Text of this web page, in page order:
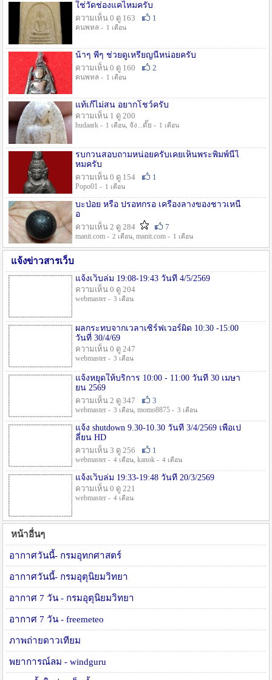
ใช่วัดช่องแคไหมครับ
ความเห็น 0 ดู 163
1
คนพหล - 1 เดือน
น้าๆ พี่ๆ ช่วยดูเหรียญนี้หน่อยครับ
ความเห็น 0 ดู 160
2
คนพหล - 1 เดือน
แท้เก๊ไม่สน อยากโชว์ครับ
ความเห็น 1 ดู 200
hudaark - 1 เดือน, จัง...ดั๊ย - 1 เดือน
รบกวนสอบถามหน่อยครับเคยเห็นพระพิมพ์นี้ไ
หมครับ
ความเห็น 0 ดู 154
1
Popo01 - 1 เดือน
บะป่อย หรือ ปรอทกรอ เครื่องลางของชาวเหนื
อ
ความเห็น 2 ดู 284
7
manit.com - 2 เดือน, manit.com - 1 เดือน
แจ้งข่าวสารเว็บ
แจ้งเว็บล่ม 19:08-19:43 วันที่ 4/5/2569
ความเห็น 0 ดู 204
webmaster - 3 เดือน
ผลกระทบจากเวลาเซิร์ฟเวอร์ผิด 10:30 -15:00
วันที่ 30/4/69
ความเห็น 0 ดู 247
webmaster - 3 เดือน
แจ้งหยุดให้บริการ 10:00 - 11:00 วันที่ 30 เมษา
ยน 2569
ความเห็น 2 ดู 347
3
webmaster - 3 เดือน, momo8875 - 3 เดือน
แจ้ง shutdown 9.30-10.30 วันที่ 3/4/2569 เพื่อเป
ลี่ยน HD
ความเห็น 3 ดู 256
1
webmaster - 4 เดือน, kanok - 4 เดือน
แจ้งเว็บล่ม 19:33-19:48 วันที่ 20/3/2569
ความเห็น 0 ดู 221
webmaster - 4 เดือน
หน้าอื่นๆ
อากาศวันนี้- กรมอุทกศาสตร์
อากาศวันนี้- กรมอุตุนิยมวิทยา
อากาศ 7 วัน - กรมอุตุนิยมวิทยา
อากาศ 7 วัน - freemeteo
ภาพถ่ายดาวเทียม
พยาการณ์ลม - windguru